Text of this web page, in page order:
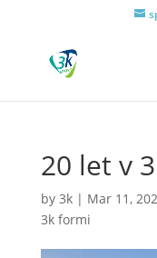
20 let v
by 3k| Mar 11,
3k formi